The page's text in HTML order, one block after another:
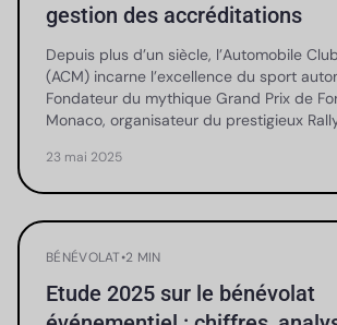
gestion des accréditations
Depuis plus d’un siècle, l’Automobile
(ACM) incarne l’excellence du sport
Fondateur du mythique Grand Prix de
Monaco, organisateur du prestigieux
23 mai 2025
BÉNÉVOLAT•2 MIN
Etude 2025 sur le bénévolat